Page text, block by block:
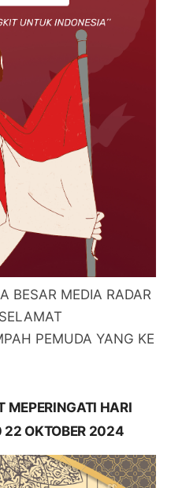
BESAR MEDIA RADAR
PEMUDA YANG KE
MEPERINGATI HARI
22 OKTOBER 2024